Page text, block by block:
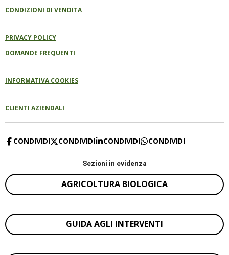
CONDIZIONI DI VENDITA
PRIVACY POLICY
DOMANDE FREQUENTI
INFORMATIVA COOKIES
CLIENTI AZIENDALI
CONDIVIDI CONDIVIDI CONDIVIDI CONDIVIDI
Sezioni in evidenza
AGRICOLTURA BIOLOGICA
GUIDA AGLI INTERVENTI